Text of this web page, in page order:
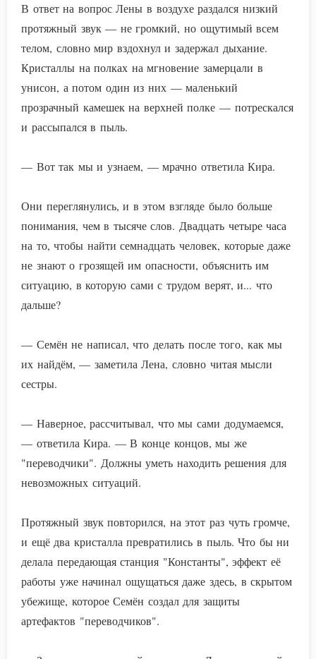
В ответ на вопрос Лены в воздухе раздался низкий
протяжный звук — не громкий, но ощутимый всем
телом, словно мир вздохнул и задержал дыхание.
Кристаллы на полках на мгновение замерцали в
унисон, а потом один из них — маленький
прозрачный камешек на верхней полке — потрескался
и рассыпался в пыль.
— Вот так мы и узнаем, — мрачно ответила Кира.
Они переглянулись, и в этом взгляде было больше
понимания, чем в тысяче слов. Двадцать четыре часа
на то, чтобы найти семнадцать человек, которые даже
не знают о грозящей им опасности, объяснить им
ситуацию, в которую сами с трудом верят, и... что
дальше?
— Семён не написал, что делать после того, как мы
их найдём, — заметила Лена, словно читая мысли
сестры.
— Наверное, рассчитывал, что мы сами додумаемся,
— ответила Кира. — В конце концов, мы же
"переводчики". Должны уметь находить решения для
невозможных ситуаций.
Протяжный звук повторился, на этот раз чуть громче,
и ещё два кристалла превратились в пыль. Что бы ни
делала передающая станция "Константы", эффект её
работы уже начинал ощущаться даже здесь, в скрытом
убежище, которое Семён создал для защиты
артефактов "переводчиков".